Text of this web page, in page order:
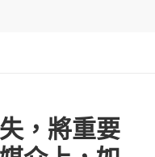
，將重要